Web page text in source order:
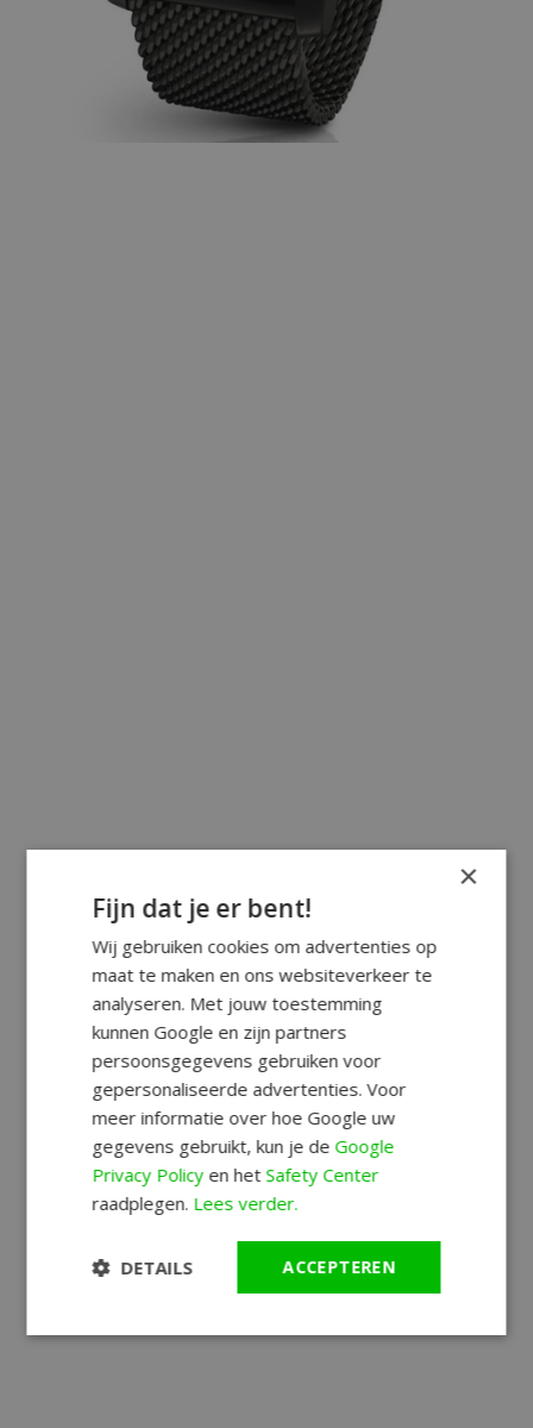
×
Fijn dat je er bent!
Wij gebruiken cookies om advertenties op
maat te maken en ons websiteverkeer te
analyseren. Met jouw toestemming
kunnen Google en zijn partners
persoonsgegevens gebruiken voor
gepersonaliseerde advertenties. Voor
meer informatie over hoe Google uw
gegevens gebruikt, kun je deGoogle
Privacy Policyen hetSafety Center
raadplegen. Lees verder.
ACCEPTEREN
DETAILS